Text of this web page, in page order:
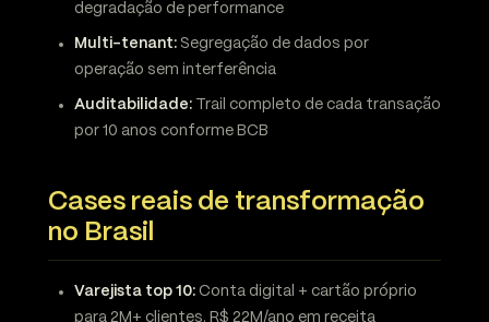
degradação de performance
Multi-tenant: Segregação de dados por
operação sem interferência
Auditabilidade: Trail completo de cada transação
por 10 anos conforme BCB
Cases reais de transformação
no Brasil
Varejista top 10: Conta digital + cartão próprio
para 2M+ clientes. R$ 22M/ano em receita